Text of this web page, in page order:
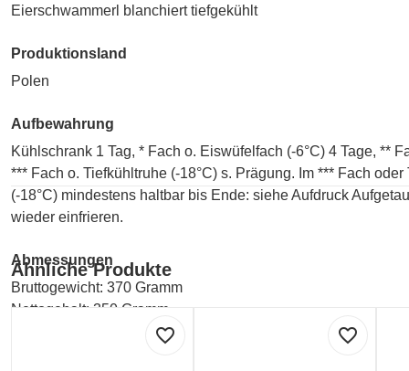
Eierschwammerl blanchiert tiefgekühlt
Produktionsland
Polen
Aufbewahrung
Kühlschrank 1 Tag, * Fach o. Eiswüfelfach (-6°C) 4 Tage, **
*** Fach o. Tiefkühltruhe (-18°C) s. Prägung. Im *** Fach
(-18°C) mindestens haltbar bis Ende: siehe Aufdruck
wieder einfrieren.
Abmessungen
Bruttogewicht: 370 Gramm
Nettogehalt: 350 Gramm
Ähnliche Produkte
favorite_border favorite_border